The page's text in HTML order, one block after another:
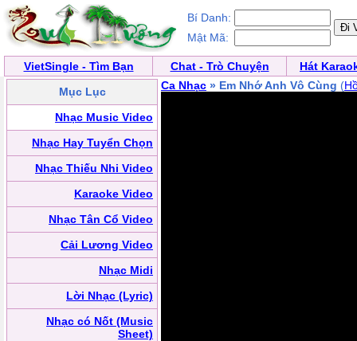
Bí Danh:
Mật Mã:
VietSingle - Tìm Bạn Chat - Trò Chuyện
Hát
Mục Lục
Nhạc Music Video
Nhạc Hay Tuyển Chọn
Nhạc Thiếu Nhi Video
Karaoke Video
Nhạc Tân Cổ Video
Cải Lương Video
Nhạc Midi
Lời Nhạc (Lyric)
Nhạc có Nốt (Music
Sheet)
Ca Nhạc » Em Nhớ Anh Vô Cùng (